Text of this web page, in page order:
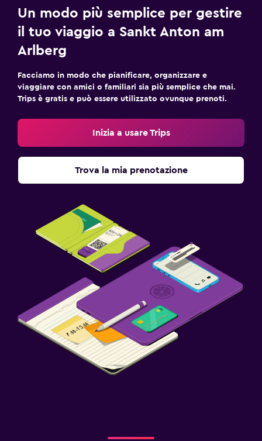
Adatti alle famiglie
Lettini disponibili
Un modo più semplice per gestire
il tuo viaggio a Sankt Anton am
Arlberg
Facciamo in modo che pianificare, organizzare e
viaggiare con amici o familiari sia più semplice che mai.
Trips è gratis e può essere utilizzato ovunque prenoti.
Inizia a usare Trips
Trova la mia prenotazione